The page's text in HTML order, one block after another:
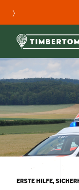
〉
ERSTE HILFE,